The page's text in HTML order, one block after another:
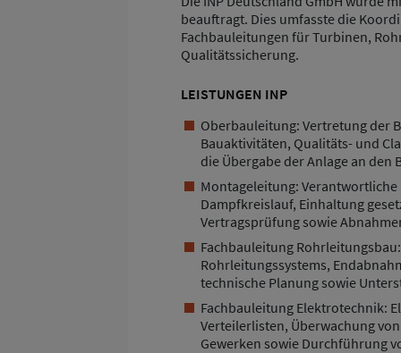
beauftragt. Dies umfasste die
Fachbauleitungen für Turbinen,
Qualitätssicherung.
LEISTUNGEN INP
Oberbauleitung: Vertretung der
Bauaktivitäten, Qualitäts- und
die Übergabe der Anlage an den
Montageleitung:
Dampfkreislauf, Einhaltung
Vertragsprüfung sowie
Fachbauleitung
Rohrleitungssystems,
technische Planung sowie
Fachbauleitung Elektrotechnik:
Verteilerlisten, Überwachung
Gewerken sowie Durchführung